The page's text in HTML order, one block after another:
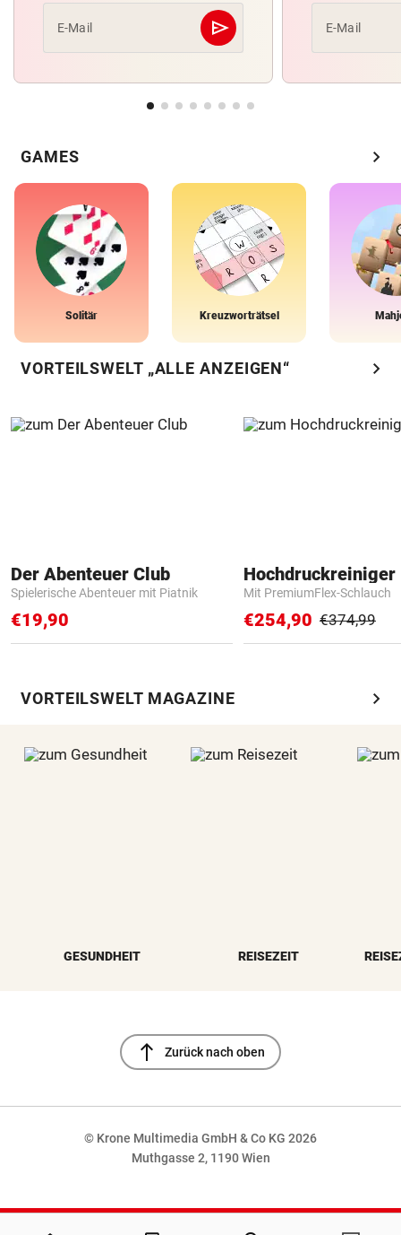
E-Mail send
Abschicken E-Mail
GAMES chevron_right
Solitär Kreuzworträtsel
VORTEILSWELT „ALLE ANZEIGEN“ chevron_right
Der Abenteuer Club
Spielerische Abenteuer mit Piatnik
€19,90
Hochdruckreiniger
Mit PremiumFlex-Schlauch
€254,90 €374,99
VORTEILSWELT MAGAZINE chevron_right
GESUNDHEIT REISEZEIT
north Zurück nach oben
© Krone Multimedia GmbH & Co KG 2026
Muthgasse 2, 1190 Wien
NaN%